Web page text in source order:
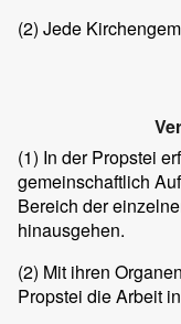
(2) Jede
(1) In der Propstei
gemeinschaftlich
Bereich der
hinausgehen.
(2) Mit ihren
Propstei die Arbeit